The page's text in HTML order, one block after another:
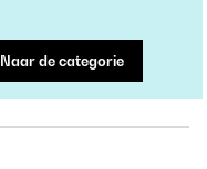
Naar de categorie